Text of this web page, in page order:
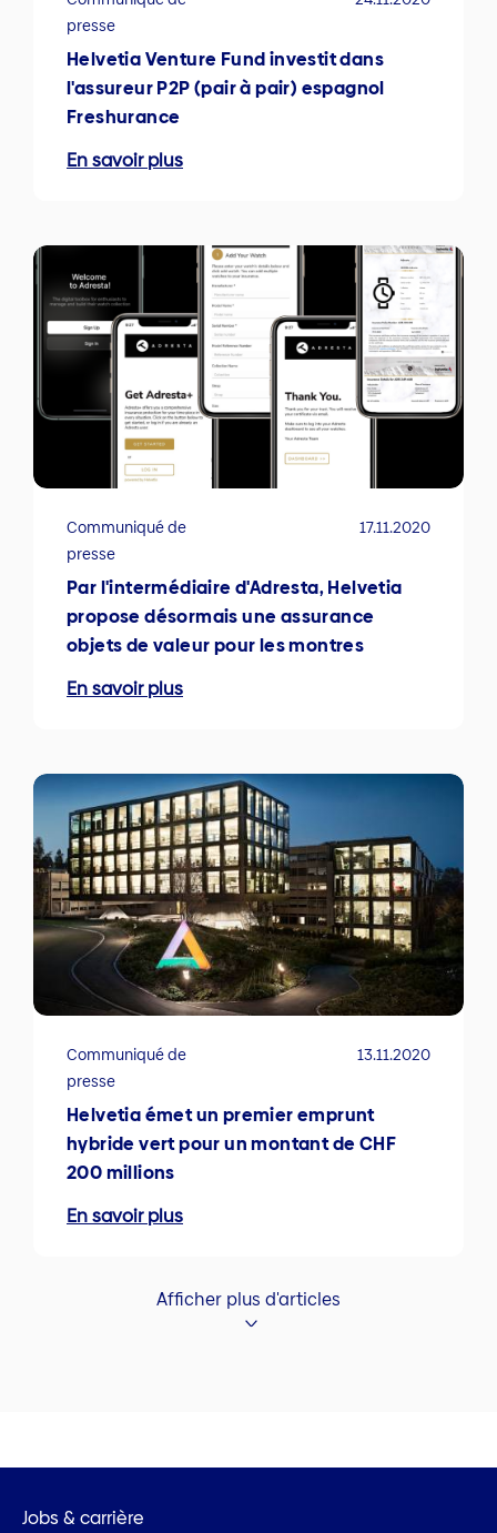
presse
Helvetia Venture Fund investit dans
l'assureur P2P (pair à pair) espagnol
Freshurance
En savoir plus
Communiqué de
presse
17.11.2020
Par l'intermédiaire d'Adresta, Helvetia
propose désormais une assurance
objets de valeur pour les montres
En savoir plus
Communiqué de
presse
13.11.2020
Helvetia émet un premier emprunt
hybride vert pour un montant de CHF
200 millions
En savoir plus
Afficher plus d'articles
Jobs & carrière